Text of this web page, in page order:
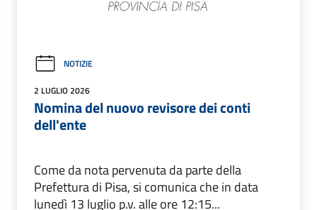
NOTIZIE
2 LUGLIO 2026
Nomina del nuovo revisore dei conti
dell'ente
Come da nota pervenuta da parte della
Prefettura di Pisa, si comunica che in data
lunedì 13 luglio p.v. alle ore 12:15...